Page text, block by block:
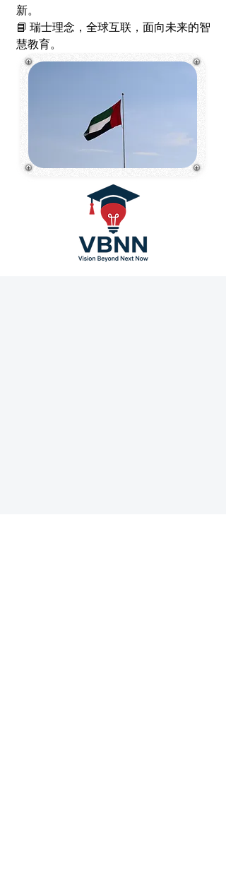
新。
📘 瑞士理念，全球互联，面向未来的智
慧教育。